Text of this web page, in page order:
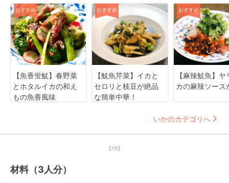
おすすめ
【魚香蛍魷】春野菜
とホタルイカの和え
もの魚香風味
おすすめ
【魷魚芹菜】イカと
セロリと枝豆が絶品
な簡単中華！
おすすめ
【麻辣魷魚】ヤ
カの麻辣ソース
いかのカテゴリへ
【PR】
材料（3人分）